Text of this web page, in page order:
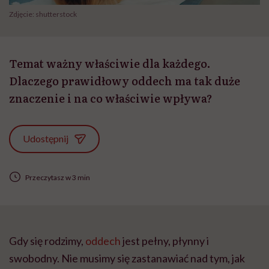
Zdjęcie: shutterstock
Temat ważny właściwie dla każdego.
Dlaczego prawidłowy oddech ma tak duże
znaczenie i na co właściwie wpływa?
Udostępnij
Przeczytasz w 3 min
Gdy się rodzimy, oddechjest pełny, płynny i
swobodny. Nie musimy się zastanawiać nad tym, jak